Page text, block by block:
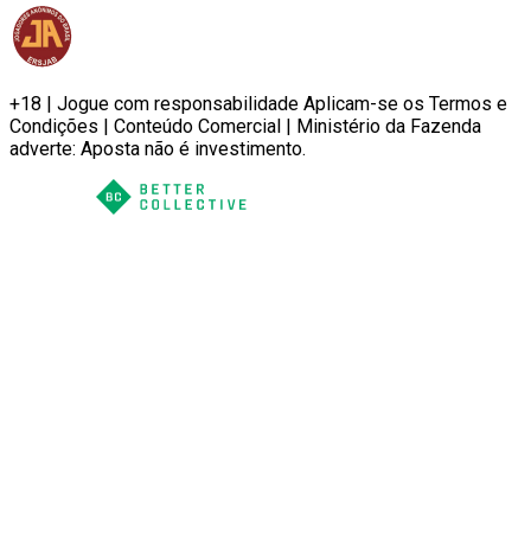
+18 | Jogue com responsabilidade Aplicam-se os Termos e
Condições | Conteúdo Comercial | Ministério da Fazenda
adverte: Aposta não é investimento.